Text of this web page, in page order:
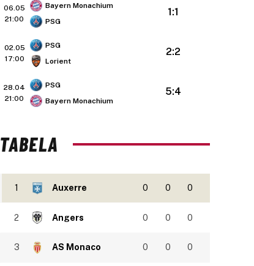
06.05
21:00
Bayern Monachium
PSG
1:1
02.05
17:00
PSG
Lorient
2:2
28.04
21:00
PSG
Bayern Monachium
5:4
TABELA
1 Auxerre 0 0 0
2 Angers 0 0 0
3 AS Monaco 0 0 0